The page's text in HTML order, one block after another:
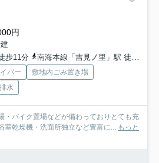
円
歩11分
南海本線「吉見ノ里」駅 徒歩16分
バー
敷地内ごみ置き場
水
・バイク置場などが備わっておりとても充
室乾燥機・洗面所独立など豊富に... もっと